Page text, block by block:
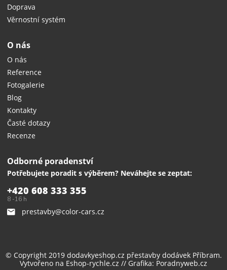
Doprava
Věrnostní systém
O nás
O nás
Reference
Fotogalerie
Blog
Kontakty
Časté dotazy
Recenze
Odborné poradenství
Potřebujete poradit s výběrem? Neváhejte se zeptat:
+420 608 333 355
8 -16 h
prestavby@color-cars.cz
© Copyright 2019 dodavkyeshop.cz přestavby dodávekPříbram.
Vytvořeno na Eshop-rychle.cz // Grafika: Poradnyweb.cz